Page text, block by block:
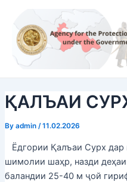
content
ҚАЛЪАИ
By admin /11.02.2026
Ёдгории Қалъаи Сурх
шимолии шаҳр, назди
баландии 25-40 м ҷой